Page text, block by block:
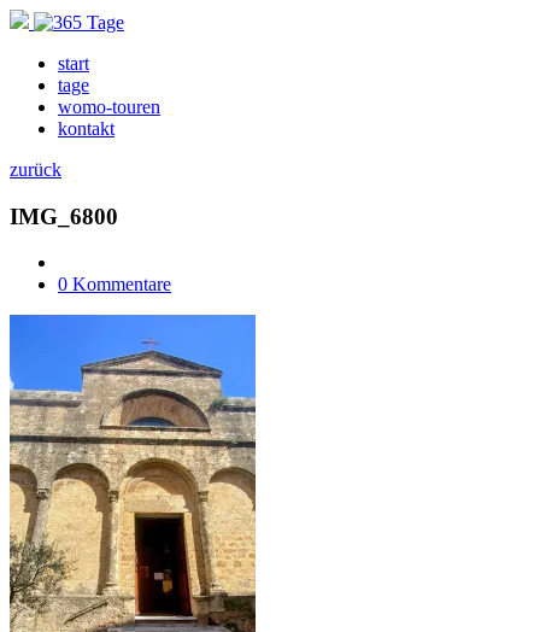
start
tage
womo-touren
kontakt
zurück
IMG_6800
0 Kommentare